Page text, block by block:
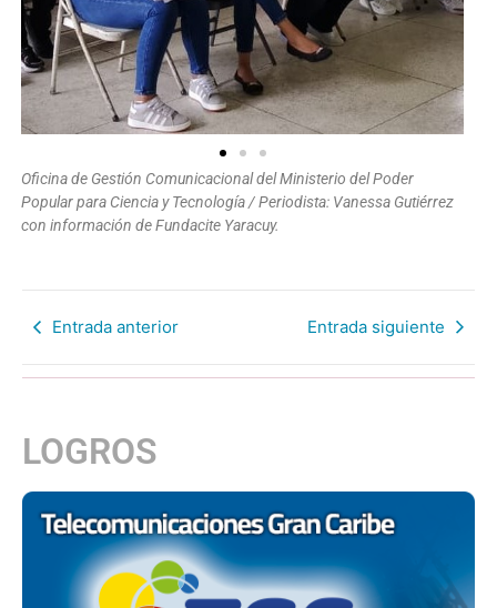
Oficina de Gestión Comunicacional del Ministerio del Poder
Popular para Ciencia y Tecnología / Periodista: Vanessa Gutiérrez
con información de Fundacite Yaracuy.
Entrada anterior Entrada siguiente
LOGROS